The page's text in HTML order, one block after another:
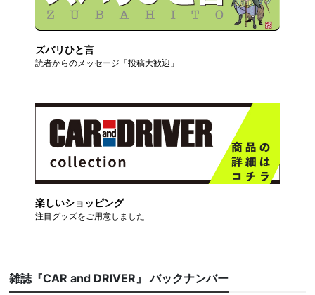
ズバリひと言
読者からのメッセージ「投稿大歓迎」
楽しいショッピング
注目グッズをご用意しました
雑誌『CAR and DRIVER』 バックナンバー